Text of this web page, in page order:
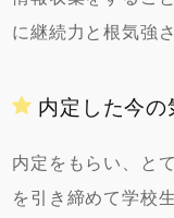
に継続力と根気強
内定した今の
内定をもらい、と
を引き締めて学校